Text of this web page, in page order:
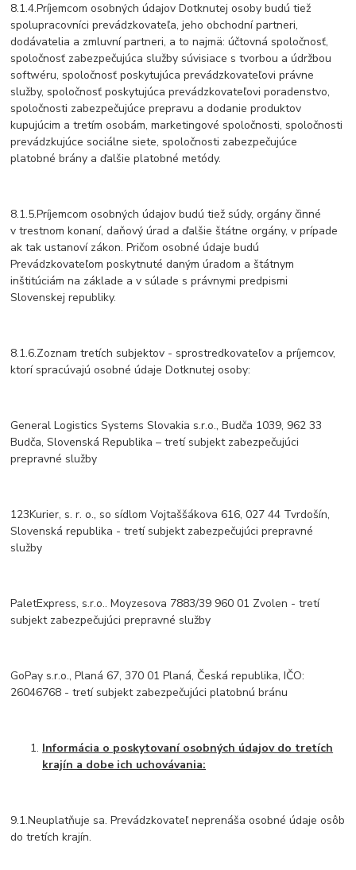
8.1.4.Príjemcom osobných údajov Dotknutej osoby budú tiež
spolupracovníci prevádzkovateľa, jeho obchodní partneri,
dodávatelia a zmluvní partneri, a to najmä: účtovná spoločnosť,
spoločnosť zabezpečujúca služby súvisiace s tvorbou a údržbou
softwéru, spoločnosť poskytujúca prevádzkovateľovi právne
služby, spoločnosť poskytujúca prevádzkovateľovi poradenstvo,
spoločnosti zabezpečujúce prepravu a dodanie produktov
kupujúcim a tretím osobám, marketingové spoločnosti, spoločnosti
prevádzkujúce sociálne siete, spoločnosti zabezpečujúce
platobné brány a ďalšie platobné metódy.
8.1.5.Príjemcom osobných údajov budú tiež súdy, orgány činné
v trestnom konaní, daňový úrad a ďalšie štátne orgány, v prípade
ak tak ustanoví zákon. Pričom osobné údaje budú
Prevádzkovateľom poskytnuté daným úradom a štátnym
inštitúciám na základe a v súlade s právnymi predpismi
Slovenskej republiky.
8.1.6.Zoznam tretích subjektov - sprostredkovateľov a príjemcov,
ktorí spracúvajú osobné údaje Dotknutej osoby:
General Logistics Systems Slovakia s.r.o., Budča 1039, 962 33
Budča, Slovenská Republika – tretí subjekt zabezpečujúci
prepravné služby
123Kurier, s. r. o., so sídlom Vojtaššákova 616, 027 44 Tvrdošín,
Slovenská republika - tretí subjekt zabezpečujúci prepravné
služby
PaletExpress, s.r.o.. Moyzesova 7883/39 960 01 Zvolen - tretí
subjekt zabezpečujúci prepravné služby
GoPay s.r.o., Planá 67, 370 01 Planá, Česká republika, IČO:
26046768 - tretí subjekt zabezpečujúci platobnú bránu
Informácia o poskytovaní osobných údajov do tretích
krajín a dobe ich uchovávania:
9.1.Neuplatňuje sa. Prevádzkovateľ neprenáša osobné údaje osôb
do tretích krajín.